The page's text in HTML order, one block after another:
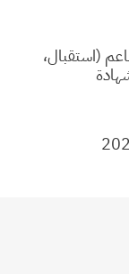
(استقبال،